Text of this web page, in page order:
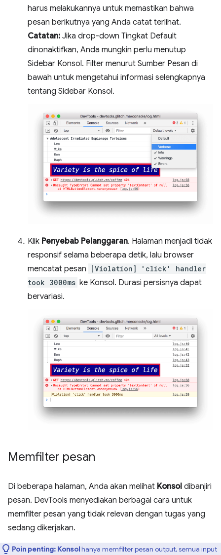
harus melakukannya untuk memastikan bahwa
pesan berikutnya yang Anda catat terlihat.
Catatan: Jika drop-down Tingkat Default
dinonaktifkan, Anda mungkin perlu menutup
Sidebar Konsol. Filter menurut Sumber Pesan di
bawah untuk mengetahui informasi selengkapnya
tentang Sidebar Konsol.
Klik Penyebab Pelanggaran. Halaman menjadi tidak
responsif selama beberapa detik, lalu browser
mencatat pesan
[Violation] 'click' handler
took 3000ms ke Konsol. Durasi persisnya dapat
bervariasi.
Memfilter pesan
Di beberapa halaman, Anda akan melihat Konsol dibanjiri
pesan. DevTools menyediakan berbagai cara untuk
memfilter pesan yang tidak relevan dengan tugas yang
sedang dikerjakan.
Poin penting: Konsolhanya memfilter pesan output, semua input